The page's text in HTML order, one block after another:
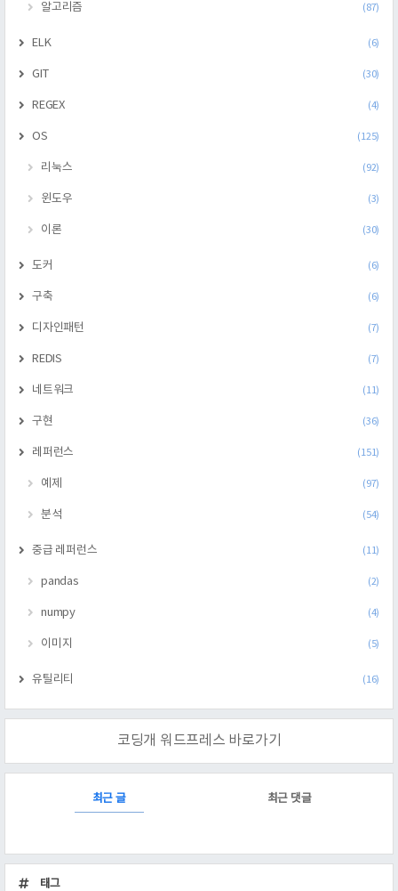
알고리즘 (87)
ELK (6)
GIT (30)
REGEX (4)
OS (125)
리눅스 (92)
윈도우 (3)
이론 (30)
도커 (6)
구축 (6)
디자인패턴 (7)
REDIS (7)
네트워크 (11)
구현 (36)
레퍼런스 (151)
예제 (97)
분석 (54)
중급 레퍼런스 (11)
pandas (2)
numpy (4)
이미지 (5)
유틸리티 (16)
코딩개 워드프레스 바로가기
최근 글 최근 댓글
근
태그